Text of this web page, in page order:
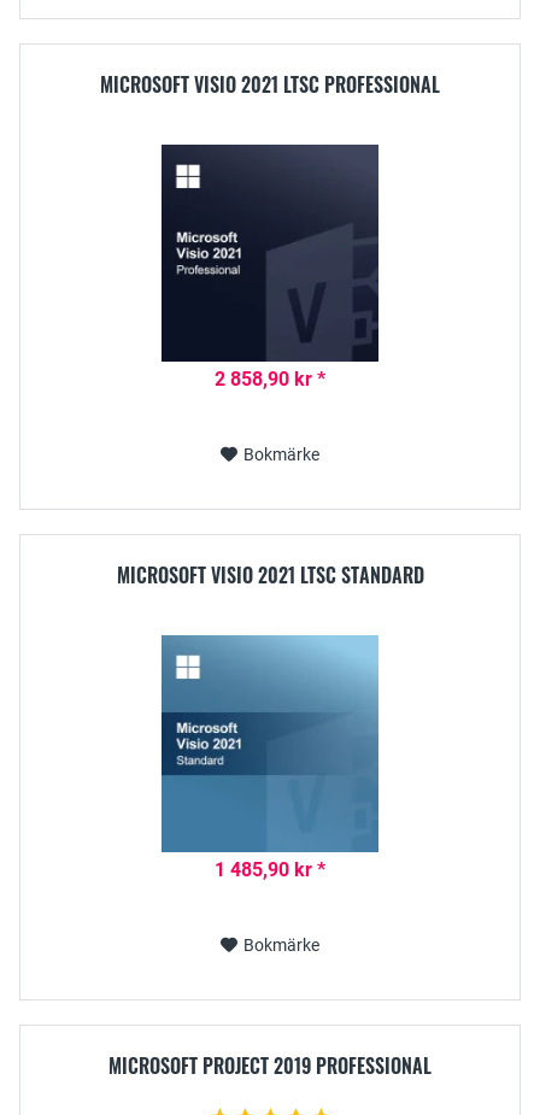
MICROSOFT VISIO 2021 LTSC PROFESSIONAL
2 858,90 kr *
Bokmärke
MICROSOFT VISIO 2021 LTSC STANDARD
1 485,90 kr *
Bokmärke
MICROSOFT PROJECT 2019 PROFESSIONAL